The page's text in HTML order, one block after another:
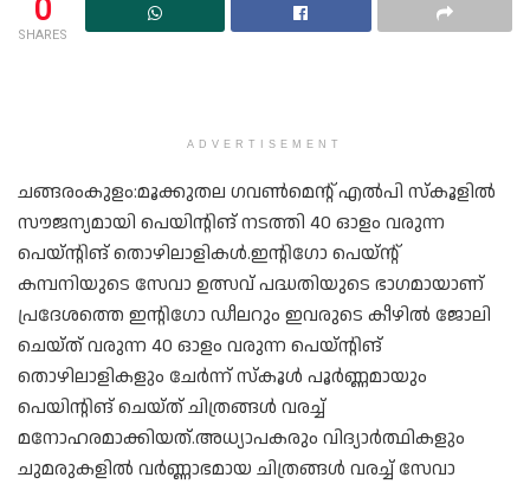
0
SHARES
ADVERTISEMENT
ചങ്ങരംകുളം:മൂക്കുതല ഗവണ്‍മെന്റ് എല്‍പി സ്കൂളില്‍
സൗജന്യമായി പെയിന്റിങ് നടത്തി 40 ഓളം വരുന്ന
പെയ്ന്റിങ് തൊഴിലാളികള്‍.ഇന്റിഗോ പെയ്ന്റ്
കമ്പനിയുടെ സേവാ ഉത്സവ് പദ്ധതിയുടെ ഭാഗമായാണ്
പ്രദേശത്തെ ഇന്റിഗോ ഡീലറും ഇവരുടെ കീഴില്‍ ജോലി
ചെയ്ത് വരുന്ന 40 ഓളം വരുന്ന പെയ്ന്റിങ്
തൊഴിലാളികളും ചേര്‍ന്ന് സ്കൂള്‍ പൂര്‍ണ്ണമായും
പെയിന്റിങ് ചെയ്ത് ചിത്രങ്ങള്‍ വരച്ച്
മനോഹരമാക്കിയത്.അധ്യാപകരും വിദ്യാര്‍ത്ഥികളും
ചുമരുകളില്‍ വര്‍ണ്ണാഭമായ ചിത്രങ്ങള്‍ വരച്ച് സേവാ